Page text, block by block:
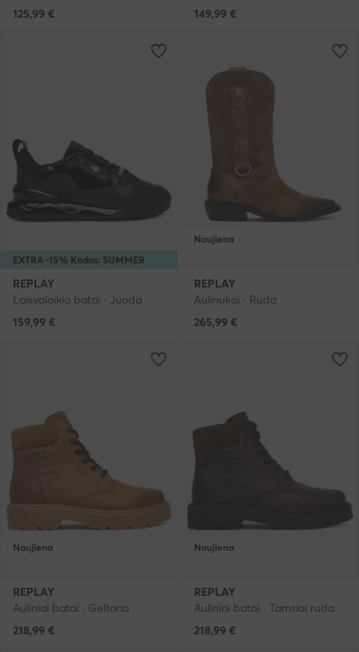
125,99 €
149,99 €
EXTRA -15% Kodas: SUMMER
REPLAY
Laisvalaikio batai · Juoda
159,99 €
Naujiena
REPLAY
Aulinukai · Ruda
265,99 €
Naujiena
REPLAY
Auliniai batai · Geltona
218,99 €
Naujiena
REPLAY
Auliniai batai · Tamsiai ruda
218,99 €